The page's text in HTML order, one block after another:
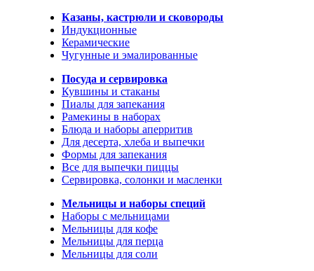
Казаны, кастрюли и сковороды
Индукционные
Керамические
Чугунные и эмалированные
Посуда и сервировка
Кувшины и стаканы
Пиалы для запекания
Рамекины в наборах
Блюда и наборы аперритив
Для десерта, хлеба и выпечки
Формы для запекания
Все для выпечки пиццы
Сервировка, солонки и масленки
Мельницы и наборы специй
Наборы с мельницами
Мельницы для кофе
Мельницы для перца
Мельницы для соли